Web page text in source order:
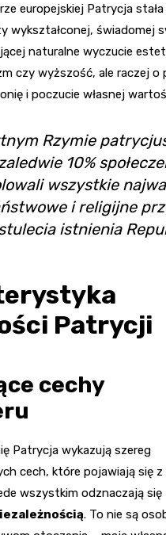
europejskiej Patrycja stała
wykształconej, świadomej
naturalne wyczucie
czy wyższość, ale raczej o
i poczucie własnej
Rzymie
10%
wszystkie
i religijne
istnienia
Patrycji
cechy
Patrycja wykazują szereg
cech, które pojawiają się z
wszystkim odznaczają się
. To nie są